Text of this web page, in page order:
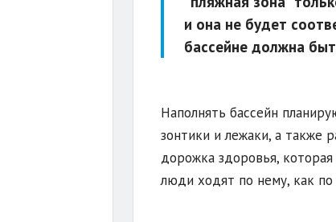
и она не будет
бассейне должна
Наполнять бассейн
зонтики и лежаки, а также
дорожка здоровья,
люди ходят по нему, как